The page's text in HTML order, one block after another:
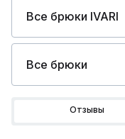
Все брюки IVARI
Все брюки
Отзывы